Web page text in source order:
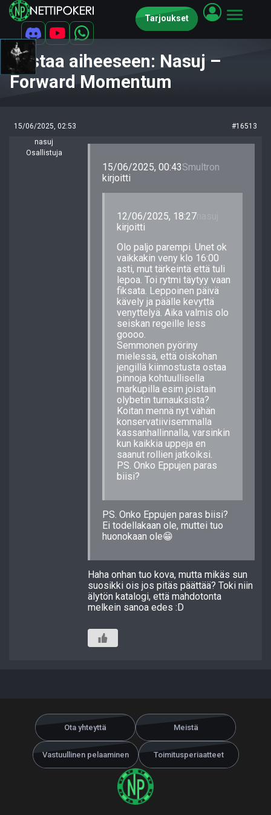
Tarjoukset
Vastaa aiheeseen: Nasuj –
Forward Momentum
15/06/2025, 02:53
#16513
nasuj
Osallistuja
15/06/2025, 00:43Smultron
kirjoitti
12/06/2025, 18:27nasuj
kirjoitti
Olo paljo parempi. Unet ok
vaikkakin veny klo 16:00
asti, mut tärkeintä että tuli
lepoa. Toi rytmi täytyy vaan
fiksata. Leppoinen päivä
kävely ja päälle kevyttä
venyttelyä. Aika valmis olo
seiskan regeille less
goooo.
Semmonen pyöriny
mielessä, että oiskohan
jengillä kiinnostusta ostaa
pinnoja kohtuullisella
markupilla esim joistain
olybetin turnauksista?
Koitan mennä nyt vähän
konservatiivisemmalla
kassanhallinnalla, varsinkin
kun kaikkia uppeja en
saanut rollien jatkoiksi.
PS. Onko Eppujen paras
biisi?
PS. Onko Eppujen paras biisi?
Ei todellakaan ole, muttei tuo
huonokaan ole😁
Haha onhan tuo kova, mutta mikäs sun
suosikki ois jos pitäs päättää? Toki niin
älytön katalogi, että mahdotonta
melkein sanoa edes :D
Ota yhteyttä Meistä
Vastuullinen pelaaminen Toimitusperiaatteet